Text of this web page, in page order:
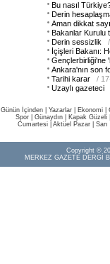
Bu nasıl
Derin
Aman dikkat
Bakanlar Kurulu
Derin sessizlik
İçişleri Bakanı:
Gençlerbirliği'ne
Ankara'nın son
Tarihi karar
/
Uzaylı gazeteci
Günün İçinden Yazarlar Ekonomi
Spor
Günaydın Kapak Güzeli
Cumartesi| Aktüel Pazar|
Copyright ©
MERKEZ GAZETE DERGİ